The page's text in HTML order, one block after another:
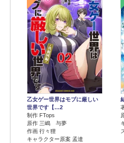
乙女ゲー世界はモブに厳しい
世界です【…2
制作 FTops
原作 三嶋 与夢
作画 行々狸
キャラクター原案 孟達